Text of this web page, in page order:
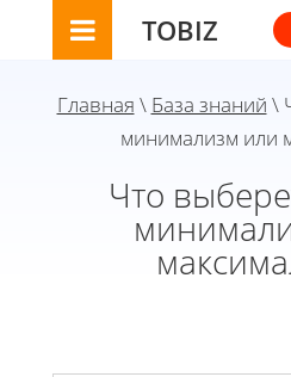
TOBIZ
Главная \ База знаний \
минимализм или
Что